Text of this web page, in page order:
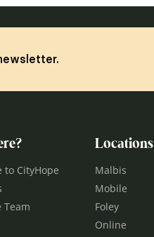
to CityHope
Team
Locations
Malbis
Mobile
Foley
Online